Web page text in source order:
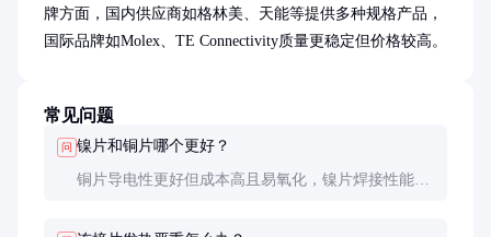
牌方面，国内供应商如格林美、天能等提供多种规格产品，
国际品牌如Molex、TE Connectivity质量更稳定但价格较高。
常见问题
问 镍片和铜片哪个更好？
铜片导电性更好但成本高且易氧化，镍片焊接性能更